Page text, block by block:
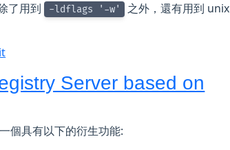
了用到 -ldflags '-w' 之外，還有用到 unix
Server based on
個具有以下的衍生功能: